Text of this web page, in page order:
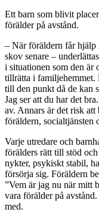
Ett barn som blivit
förälder på avstånd.
– När föräldern får hjälp
skov senare –
i situationen som den är
tillrätta i familjehemmet.
till den punkt då de kan
Jag ser att du har det
av. Annars är det risk
föräldern, socialtjänsten
Varje utredare och
förälders rätt till stöd
nykter, psykiskt stabil,
försörja sig. Föräldern
”Vem är jag nu när mitt
vara förälder på
med.